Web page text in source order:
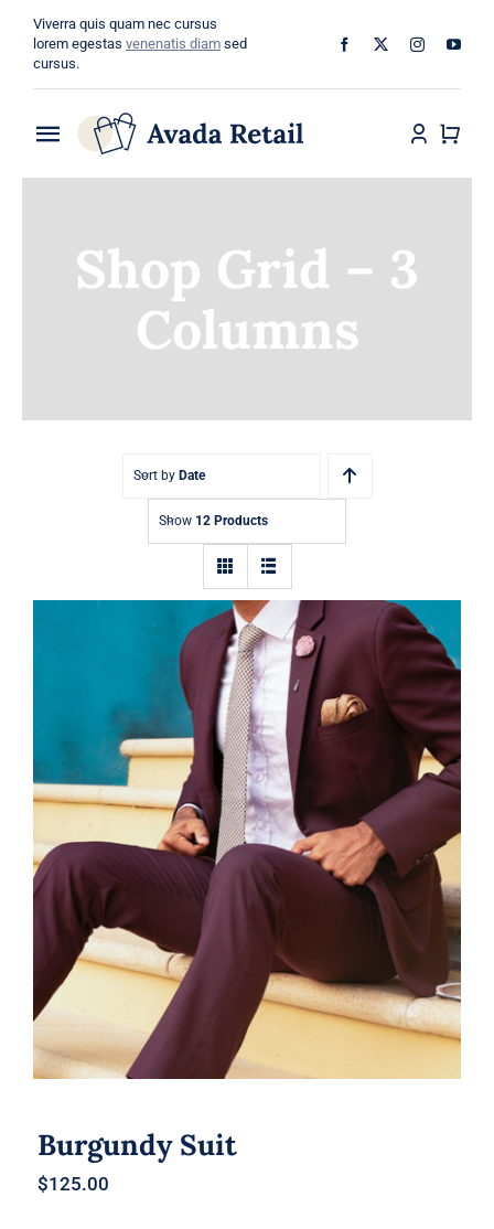
content
Viverra quis quam nec cursus
lorem egestas venenatis diam sed
cursus.
Toggle
Navigation
Shop Grid – 3
Columns
Sort by Date
Show 12 Products
Burgundy Suit
Burgundy Suit
$125.00